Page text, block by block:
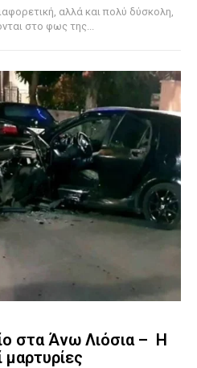
αλλά και πολύ δύσκολη,
στο φως της...
στα Άνω Λιόσια – Η
μαρτυρίες